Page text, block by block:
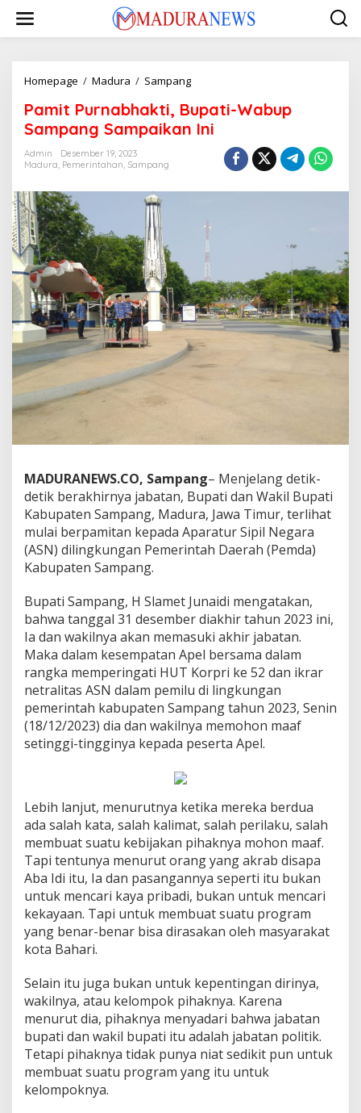
konten
Homepage / Madura / SampangPamit
Bupati-
Wabup
Sampang
Sampaikan
Pamit Purnabhakti, Bupati-Wabup
Sampang Sampaikan Ini
Admin
Desember 19, 2023
Madura, Pemerintahan, Sampang
MADURANEWS.CO, Sampang– Menjelang detik-
detik berakhirnya jabatan, Bupati dan Wakil Bupati
Kabupaten Sampang, Madura, Jawa Timur, terlihat
mulai berpamitan kepada Aparatur Sipil Negara
(ASN) dilingkungan Pemerintah Daerah (Pemda)
Kabupaten Sampang.
Bupati Sampang, H Slamet Junaidi mengatakan,
bahwa tanggal 31 desember diakhir tahun 2023 ini,
Ia dan wakilnya akan memasuki akhir jabatan.
Maka dalam kesempatan Apel bersama dalam
rangka memperingati HUT Korpri ke 52 dan ikrar
netralitas ASN dalam pemilu di lingkungan
pemerintah kabupaten Sampang tahun 2023, Senin
(18/12/2023) dia dan wakilnya memohon maaf
setinggi-tingginya kepada peserta Apel.
Lebih lanjut, menurutnya ketika mereka berdua
ada salah kata, salah kalimat, salah perilaku, salah
membuat suatu kebijakan pihaknya mohon maaf.
Tapi tentunya menurut orang yang akrab disapa
Aba Idi itu, Ia dan pasangannya seperti itu bukan
untuk mencari kaya pribadi, bukan untuk mencari
kekayaan. Tapi untuk membuat suatu program
yang benar-benar bisa dirasakan oleh masyarakat
kota Bahari.
Selain itu juga bukan untuk kepentingan dirinya,
wakilnya, atau kelompok pihaknya. Karena
menurut dia, pihaknya menyadari bahwa jabatan
bupati dan wakil bupati itu adalah jabatan politik.
Tetapi pihaknya tidak punya niat sedikit pun untuk
membuat suatu program yang itu untuk
kelompoknya.